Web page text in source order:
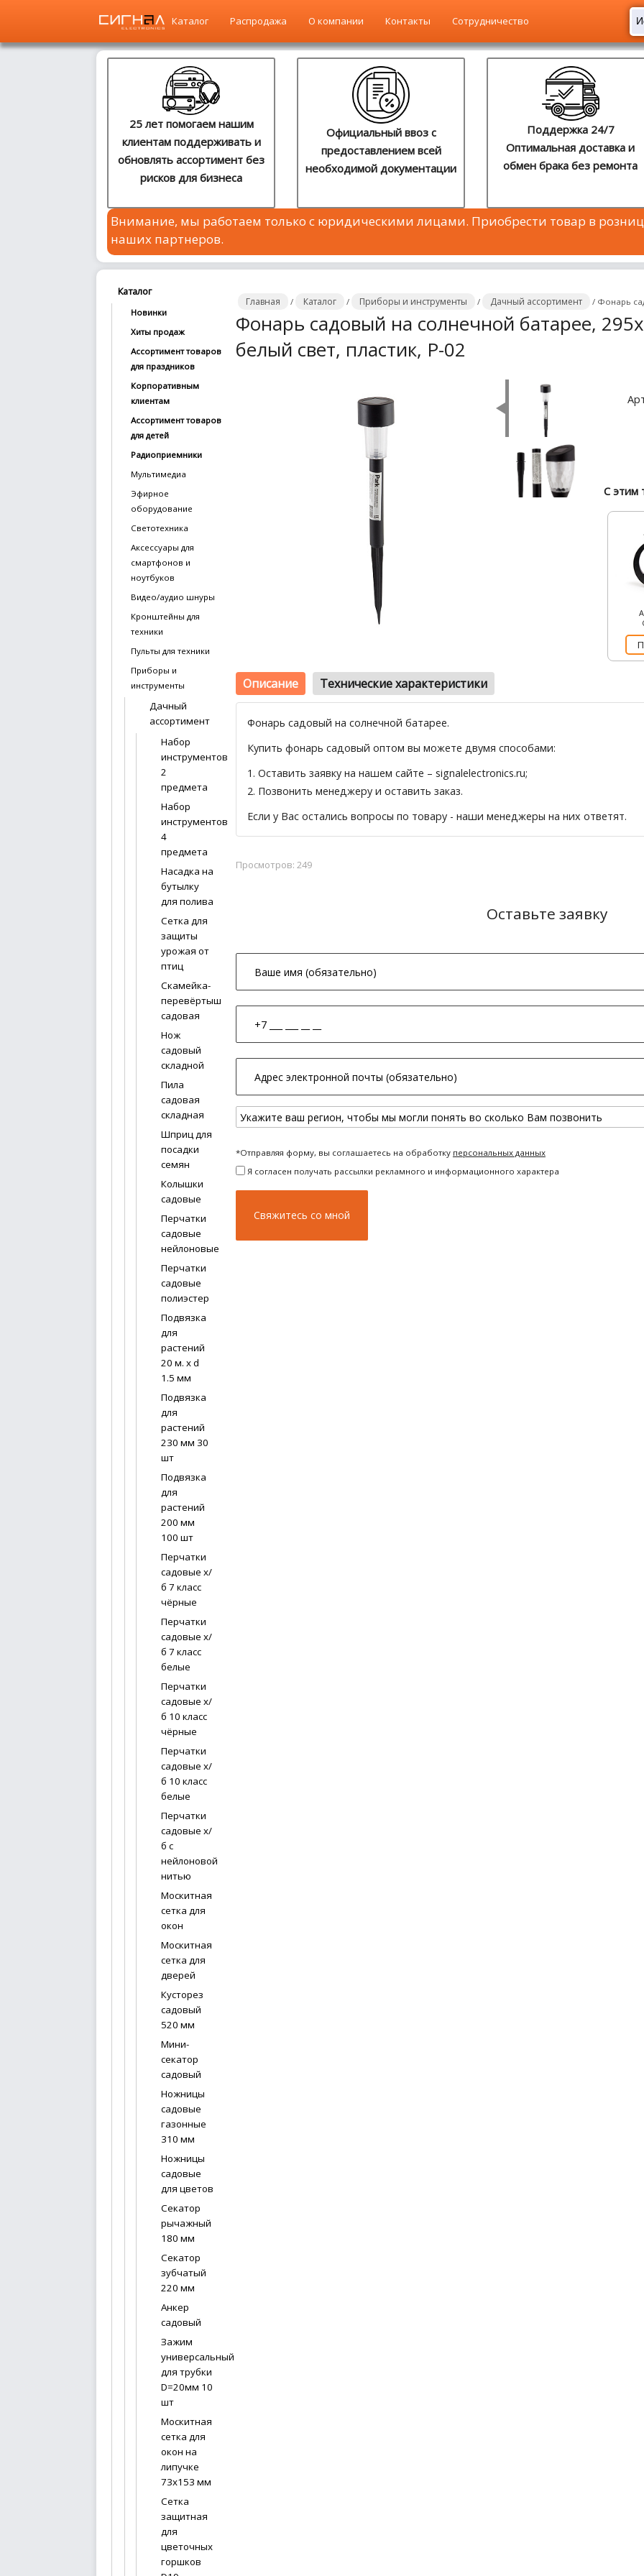
Сотрудничество
news@signalelectronics.ru
Каталог Распродажа О компании Контакты Сотрудничество
25 лет помогаем нашим
клиентам поддерживать и
обновлять ассортимент без
рисков для бизнеса
Официальный ввоз с
предоставлением всей
необходимой документации
Поддержка 24/7
Оптимальная доставка и
обмен брака без ремонта
Внимание, мы работаем только с юридическими лицами. Приобрести товар в
наших партнеров.
Главная / Каталог / Приборы и инструменты / Дачный ассортимент / Фонарь
Фонарь садовый на солнечной батарее,
белый свет, пластик, P-02
С этим
Описание Технические характеристики
Фонарь садовый на солнечной батарее.
Купить фонарь садовый оптом вы можете двумя способами:
1. Оставить заявку на нашем сайте – signalelectronics.ru;
2. Позвонить менеджеру и оставить заказ.
Если у Вас остались вопросы по товару - наши менеджеры на них ответят.
Просмотров: 249
Оставьте заявку
*Отправляя форму, вы соглашаетесь на обработку персональных данных
Я согласен получать рассылки рекламного и информационного характера
Каталог
Новинки
Хиты продаж
Ассортимент товаров
для праздников
Корпоративным
клиентам
Ассортимент товаров
для детей
Радиоприемники
Мультимедиа
Эфирное
оборудование
Светотехника
Аксессуары для
смартфонов и
ноутбуков
Видео/аудио шнуры
Кронштейны для
техники
Пульты для техники
Приборы и
инструменты
Дачный
ассортимент
Набор
инструментов
2
предмета
Набор
инструментов
4
предмета
Насадка на
бутылку
для полива
Сетка для
защиты
урожая от
птиц
Скамейка-
перевёртыш
садовая
Нож
садовый
складной
Пила
садовая
складная
Шприц для
посадки
семян
Колышки
садовые
Перчатки
садовые
нейлоновые
Перчатки
садовые
полиэстер
Подвязка
для
растений
20 м. х d
1.5 мм
Подвязка
для
растений
230 мм 30
шт
Подвязка
для
растений
200 мм
100 шт
Перчатки
садовые х/
б 7 класс
чёрные
Перчатки
садовые х/
б 7 класс
белые
Перчатки
садовые х/
б 10 класс
чёрные
Перчатки
садовые х/
б 10 класс
белые
Перчатки
садовые х/
б с
нейлоновой
нитью
Москитная
сетка для
окон
Москитная
сетка для
дверей
Кусторез
садовый
520 мм
Мини-
секатор
садовый
Ножницы
садовые
газонные
310 мм
Ножницы
садовые
для цветов
Секатор
рычажный
180 мм
Секатор
зубчатый
220 мм
Анкер
садовый
Зажим
универсальный
для трубки
D=20мм 10
шт
Москитная
сетка для
окон на
липучке
73х153 мм
Сетка
защитная
для
цветочных
горшков